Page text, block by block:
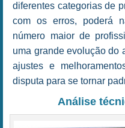
diferentes categorias de
com os erros, poderá
número maior de
uma grande evolução do
ajustes e
disputa para se tornar
Análise